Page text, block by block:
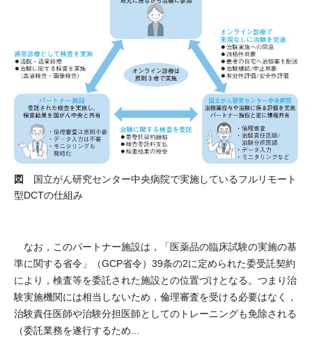
図 国立がん研究センター中央病院で実施しているフルリモート
型DCTの仕組み
なお，このパートナー施設は，「医薬品の臨床試験の実施の基
準に関する省令」（GCP省令）39条の2に定められた委受託契約
により，検査等を委託された施設との位置づけとなる。つまり治
験実施機関には相当しないため，倫理審査を受ける必要はなく，
治験責任医師や治験分担医師としてのトレーニングも免除される
（委託業務を遂行するため...